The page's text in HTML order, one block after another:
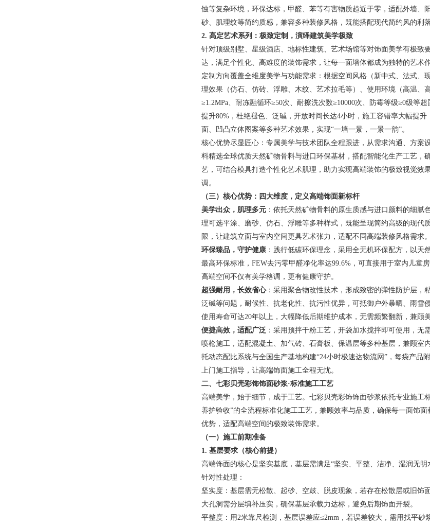
蚀等复杂环境，环保达标，甲醛、苯等有害物质趋近于零，适配外墙
砂、肌理纹等简约质感，兼容多种装修风格，既能搭配现代简约风的利
2. 高定艺术系列：极致定制，演绎建筑美学极致
针对顶级别墅、星级酒店、地标性建筑、艺术场馆等对饰面美学有极
达，满足个性化、高难度的装饰需求，让每一面墙体都成为独特的艺术
定制方向覆盖全维度美学与功能需求：根据空间风格（新中式、法式
理效果（仿石、仿砖、浮雕、木纹、艺术拉毛等）、使用环境（高温
≥1.2MPa、耐冻融循环≥50次、耐擦洗次数≥10000次、防霉等级≥0级等
提升80%，杜绝褪色、泛碱，开放时间长达4小时，施工容错率大幅提
面、凹凸立体图案等多种艺术效果，实现“一墙一景，一景一韵”。
核心优势尽显匠心：专属美学与技术团队全程跟进，从需求沟通、方
料精选全球优质天然矿物骨料与进口环保基材，搭配智能化生产工艺
艺，可结合模具打造个性化艺术肌理，助力实现高端装饰的极致视觉
调。
（三）核心优势：四大维度，定义高端饰面新标杆
美学出众，肌理多元 ：依托天然矿物骨料的原生质感与进口颜料的细
理可选平涂、磨砂、仿石、浮雕等多种样式，既能呈现简约高级的现
限，让建筑立面与室内空间更具艺术张力，适配不同高端装修风格需求。
环保臻品，守护健康 ：践行低碳环保理念，采用全无机环保配方，以
最高环保标准，FEW去污零甲醛净化率达99.6%，可直接用于室内儿童
高端空间不仅有美学格调，更有健康守护。
超强耐用，长效省心：采用聚合物改性技术，形成致密的弹性防护层，
泛碱等问题，耐候性、抗老化性、抗污性优异，可抵御户外暴晒、雨雪
使用寿命可达20年以上，大幅降低后期维护成本，无需频繁翻新，兼顾
便捷高效，适配广泛 ：采用预拌干粉工艺，开袋加水搅拌即可使用，
喷枪施工，适配混凝土、加气砖、石膏板、保温层等多种基层，兼顾
托动态配比系统与全国生产基地构建“24小时极速达物流网”，每袋产
上门施工指导，让高端饰面施工全程无忧。
二、七彩贝壳彩饰饰面砂浆·标准施工工艺
高端美学，始于细节，成于工艺。七彩贝壳彩饰饰面砂浆依托专业施
养护验收”的全流程标准化施工工艺，兼顾效率与品质，确保每一面饰
优势，适配高端空间的极致装饰需求。
（一）施工前期准备
1. 基层要求（核心前提）
高端饰面的核心是坚实基底，基层需满足“坚实、平整、洁净、湿润无
针对性处理：
坚实度：基层需无松散、起砂、空鼓、脱皮现象，若存在松散层或旧
大孔洞需分层填补压实，确保基层承载力达标，避免后期饰面开裂。
平整度：用2米靠尺检测，基层误差应≤2mm，若误差较大，需用找平